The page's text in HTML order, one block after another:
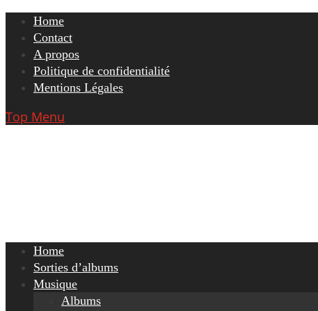
Skip
content
Home
Contact
A propos
Politique de confidentialité
Mentions Légales
Top Menu
Home
Sorties d’albums
Musique
Albums